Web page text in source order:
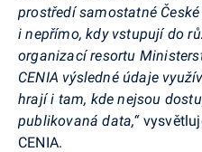
prostředí samostatné
i nepřímo, kdy vstupují do
organizací resortu
CENIA výsledné údaje
hrají i tam, kde nejsou
publikovaná data,“
CENIA.